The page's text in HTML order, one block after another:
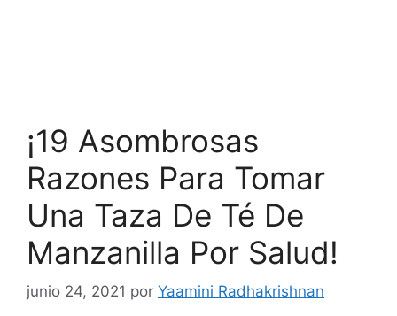
¡19 Asombrosas
Razones Para Tomar
Una Taza De Té De
Manzanilla Por Salud!
junio 24, 2021 por Yaamini Radhakrishnan